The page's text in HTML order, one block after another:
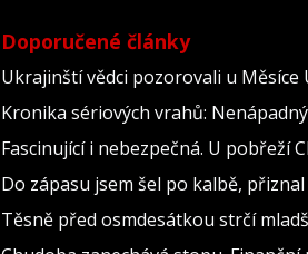
Doporučené články
Ukrajinští vědci pozorovali u Měsíce
Kronika sériových vrahů:
Fascinující i nebezpečná. U pobřeží
Do zápasu jsem šel po kalbě,
Těsně před osmdesátkou strčí